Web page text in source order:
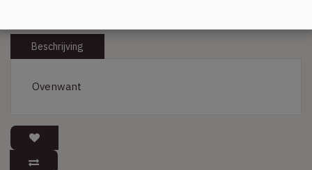
Beschrijving
Ovenwant